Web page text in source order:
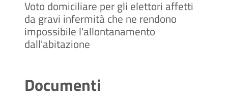
Voto domiciliare per gli elettori affetti
da gravi infermità che ne rendono
impossibile l'allontanamento
dall'abitazione
Documenti